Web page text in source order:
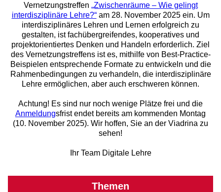
Vernetzungstreffen „Zwischenräume – Wie gelingt
interdisziplinäre Lehre?“am 28. November 2025 ein. Um
interdisziplinäres Lehren und Lernen erfolgreich zu
gestalten, ist fachübergreifendes, kooperatives und
projektorientiertes Denken und Handeln erforderlich. Ziel
des Vernetzungstreffens ist es, mithilfe von Best-Practice-
Beispielen entsprechende Formate zu entwickeln und die
Rahmenbedingungen zu verhandeln, die interdisziplinäre
Lehre ermöglichen, aber auch erschweren können.
Achtung! Es sind nur noch wenige Plätze frei und die
Anmeldungsfrist endet bereits am kommenden Montag
(10. November 2025). Wir hoffen, Sie an der Viadrina zu
sehen!
Ihr Team Digitale Lehre
Themen